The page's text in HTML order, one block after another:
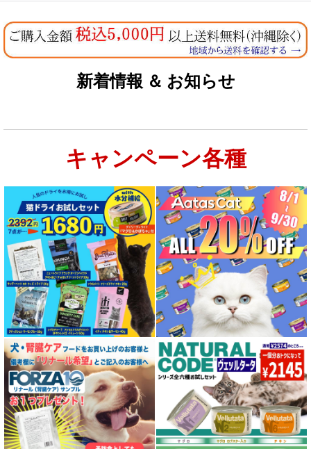
新着情報 ＆ お知らせ
キャンペーン各種